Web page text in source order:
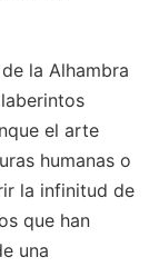
la Alhambra
el arte
humanas o
la infinitud de
que han
una